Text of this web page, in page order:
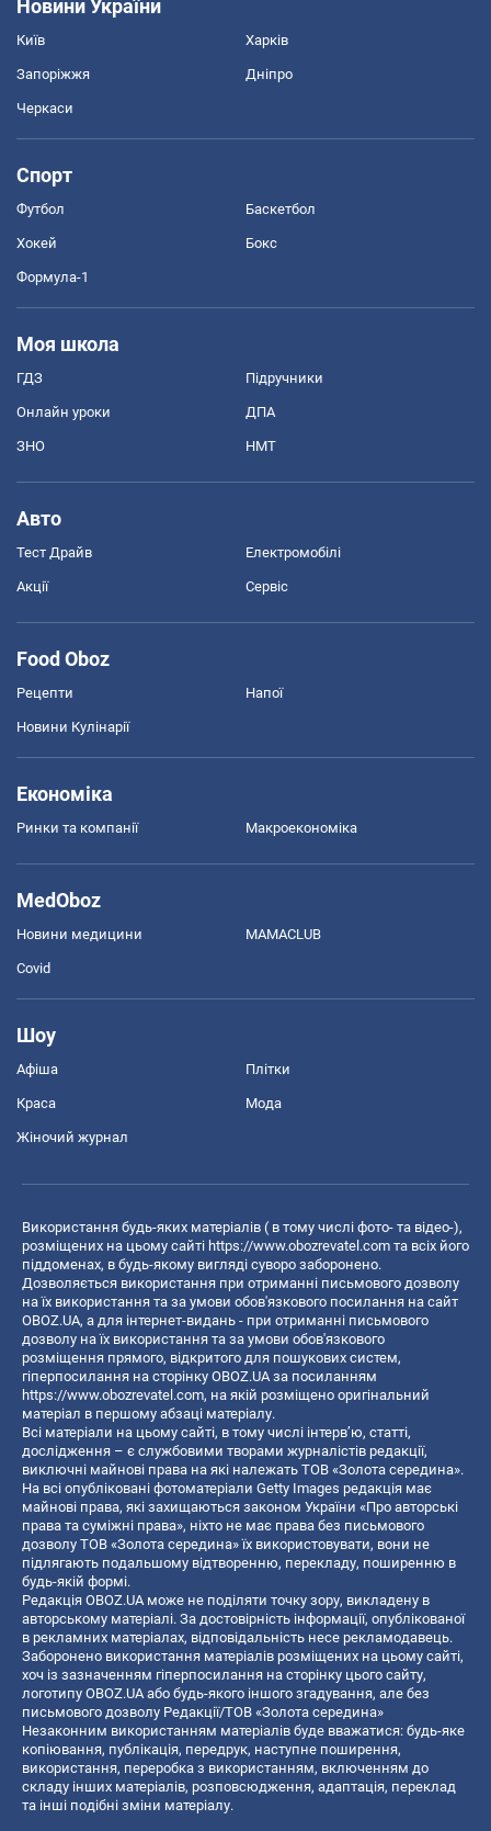
Новини України
Київ Харків
Запоріжжя Дніпро
Черкаси
Спорт
Футбол Баскетбол
Хокей Бокс
Формула-1
Моя школа
ГДЗ Підручники
Онлайн уроки ДПА
ЗНО НМТ
Авто
Тест Драйв Електромобілі
Акції Сервіс
Food Oboz
Рецепти Напої
Новини Кулінарії
Економіка
Ринки та компанії Макроекономіка
MedOboz
Новини медицини MAMACLUB
Covid
Шоу
Афіша Плітки
Краса Мода
Жіночий журнал
Використання будь-яких матеріалів ( в тому числі фото- та відео-),
розміщених на цьому сайті https://www.obozrevatel.com та всіх його
піддоменах, в будь-якому вигляді суворо заборонено.
Дозволяється використання при отриманні письмового дозволу
на їх використання та за умови обов'язкового посилання на сайт
OBOZ.UA, а для інтернет-видань - при отриманні письмового
дозволу на їх використання та за умови обов'язкового
розміщення прямого, відкритого для пошукових систем,
гіперпосилання на сторінку OBOZ.UA за посиланням
https://www.obozrevatel.com, на якій розміщено оригінальний
матеріал в першому абзаці матеріалу.
Всі матеріали на цьому сайті, в тому числі інтерв’ю, статті,
дослідження – є службовими творами журналістів редакції,
виключні майнові права на які належать ТОВ «Золота середина».
На всі опубліковані фотоматеріали Getty Images редакція має
майнові права, які захищаються законом України «Про авторські
права та суміжні права», ніхто не має права без письмового
дозволу ТОВ «Золота середина» їх використовувати, вони не
підлягають подальшому відтворенню, перекладу, поширенню в
будь-якій формі.
Редакція OBOZ.UA може не поділяти точку зору, викладену в
авторському матеріалі. За достовірність інформації, опублікованої
в рекламних матеріалах, відповідальність несе рекламодавець.
Заборонено використання матеріалів розміщених на цьому сайті,
хоч із зазначенням гіперпосилання на сторінку цього сайту,
логотипу OBOZ.UA або будь-якого іншого згадування, але без
письмового дозволу Редакції/ТОВ «Золота середина»
Незаконним використанням матеріалів буде вважатися: будь-яке
копiювання, публiкацiя, передрук, наступне поширення,
використання, переробка з використанням, включенням до
складу інших матеріалів, розповсюдження, адаптація, переклад
та інші подібні зміни матеріалу.